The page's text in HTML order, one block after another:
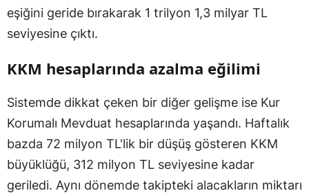
eşiğini geride bırakarak 1 trilyon 1,3 milyar TL
seviyesine çıktı.
KKM hesaplarında azalma eğilimi
Sistemde dikkat çeken bir diğer gelişme ise Kur
Korumalı Mevduat hesaplarında yaşandı. Haftalık
bazda 72 milyon TL'lik bir düşüş gösteren KKM
büyüklüğü, 312 milyon TL seviyesine kadar
geriledi. Aynı dönemde takipteki alacakların miktarı